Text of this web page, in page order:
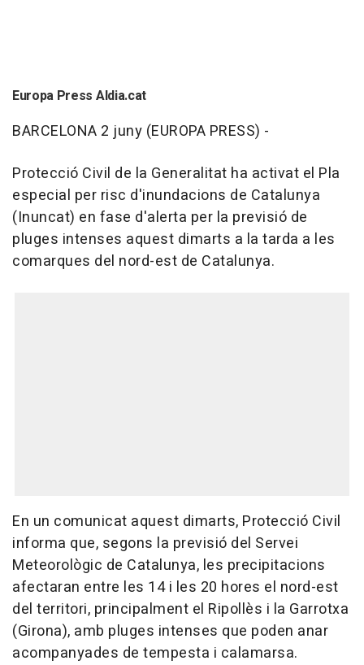
Europa Press Aldia.cat
BARCELONA 2 juny (EUROPA PRESS) -
Protecció Civil de la Generalitat ha activat el Pla
especial per risc d'inundacions de Catalunya
(Inuncat) en fase d'alerta per la previsió de
pluges intenses aquest dimarts a la tarda a les
comarques del nord-est de Catalunya.
En un comunicat aquest dimarts, Protecció Civil
informa que, segons la previsió del Servei
Meteorològic de Catalunya, les precipitacions
afectaran entre les 14 i les 20 hores el nord-est
del territori, principalment el Ripollès i la Garrotxa
(Girona), amb pluges intenses que poden anar
acompanyades de tempesta i calamarsa.